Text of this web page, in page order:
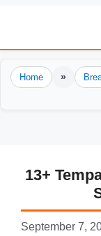
content
Home »
13+
September 7,